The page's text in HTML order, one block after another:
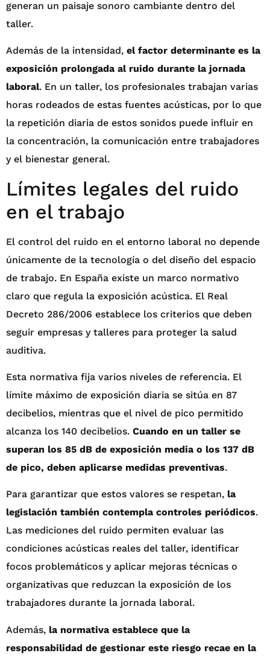
generan un paisaje sonoro cambiante dentro del
taller.
Además de la intensidad, el factor determinante es la
exposición prolongada al ruido durante la jornada
laboral. En un taller, los profesionales trabajan varias
horas rodeados de estas fuentes acústicas, por lo que
la repetición diaria de estos sonidos puede influir en
la concentración, la comunicación entre trabajadores
y el bienestar general.
Límites legales del ruido
en el trabajo
El control del ruido en el entorno laboral no depende
únicamente de la tecnología o del diseño del espacio
de trabajo. En España existe un marco normativo
claro que regula la exposición acústica. El Real
Decreto 286/2006 establece los criterios que deben
seguir empresas y talleres para proteger la salud
auditiva.
Esta normativa fija varios niveles de referencia. El
límite máximo de exposición diaria se sitúa en 87
decibelios, mientras que el nivel de pico permitido
alcanza los 140 decibelios. Cuando en un taller se
superan los 85 dB de exposición media o los 137 dB
de pico, deben aplicarse medidas preventivas.
Para garantizar que estos valores se respetan, la
legislación también contempla controles periódicos.
Las mediciones del ruido permiten evaluar las
condiciones acústicas reales del taller, identificar
focos problemáticos y aplicar mejoras técnicas o
organizativas que reduzcan la exposición de los
trabajadores durante la jornada laboral.
Además, la normativa establece que la
responsabilidad de gestionar este riesgo recae en la